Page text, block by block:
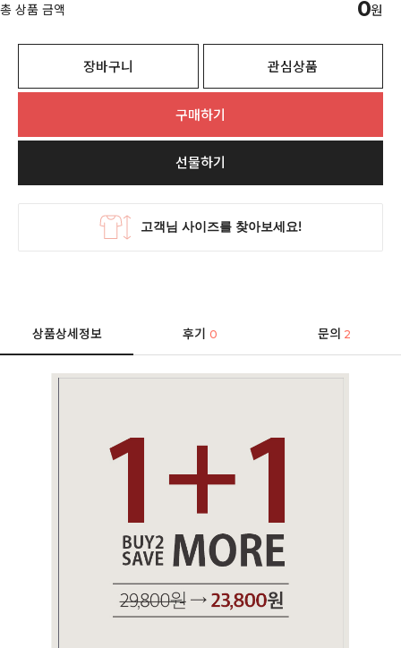
총 상품 금액 0원
장바구니 관심상품
구매하기
선물하기
상품상세정보 후기0 문의 2